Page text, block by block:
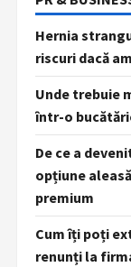
Hernia
riscuri dacă
Unde trebuie
într-o
De ce a
opțiune
premium
Cum îți poți
renunți la